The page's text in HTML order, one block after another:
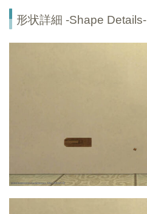
形状詳細 -Shape Details-